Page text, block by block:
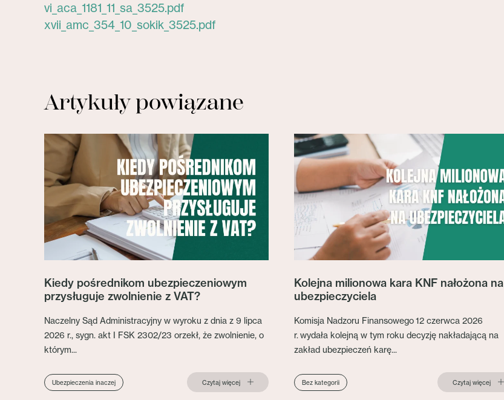
vi_aca_1181_11_sa_3525.pdf
xvii_amc_354_10_sokik_3525.pdf
Artykuły powiązane
Kiedy pośrednikom ubezpieczeniowym
przysługuje zwolnienie z VAT?
Naczelny Sąd Administracyjny w wyroku z dnia z 9 lipca
2026 r., sygn. akt I FSK 2302/23 orzekł, że zwolnienie, o
którym...
Ubezpieczenia inaczej Czytaj więcej
Kolejna milionowa kara KNF nałożona na
ubezpieczyciela
Komisja Nadzoru Finansowego 12 czerwca 2026
r. wydała kolejną w tym roku decyzję nakładającą na
zakład ubezpieczeń karę...
Bez kategorii Czytaj więcej